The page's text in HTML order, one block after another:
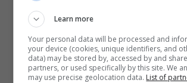
Learn more
Your personal data will be processed and
your device (cookies, unique identifiers, and
data) may be stored by, accessed by and
partners, or used specifically by this site. We
may use precise geolocation data. List of